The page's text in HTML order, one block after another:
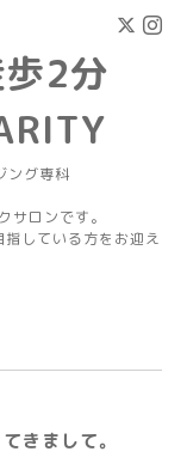
2分
ング専科
サロンです。
している方をお迎え
きまして。